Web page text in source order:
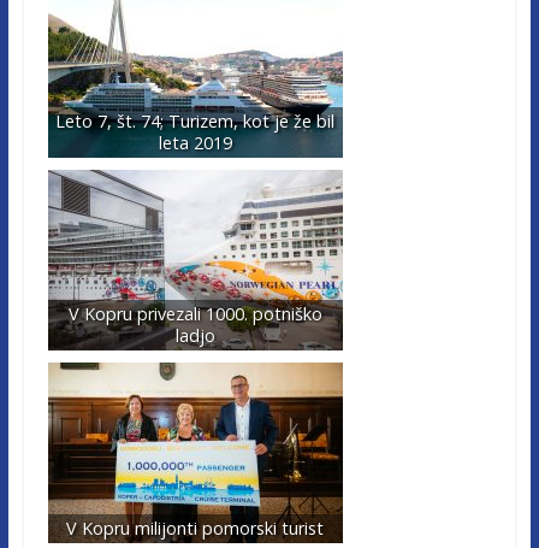
Leto 7, št. 74; Turizem, kot je že bil
leta 2019
V Kopru privezali 1000. potniško
ladjo
V Kopru milijonti pomorski turist